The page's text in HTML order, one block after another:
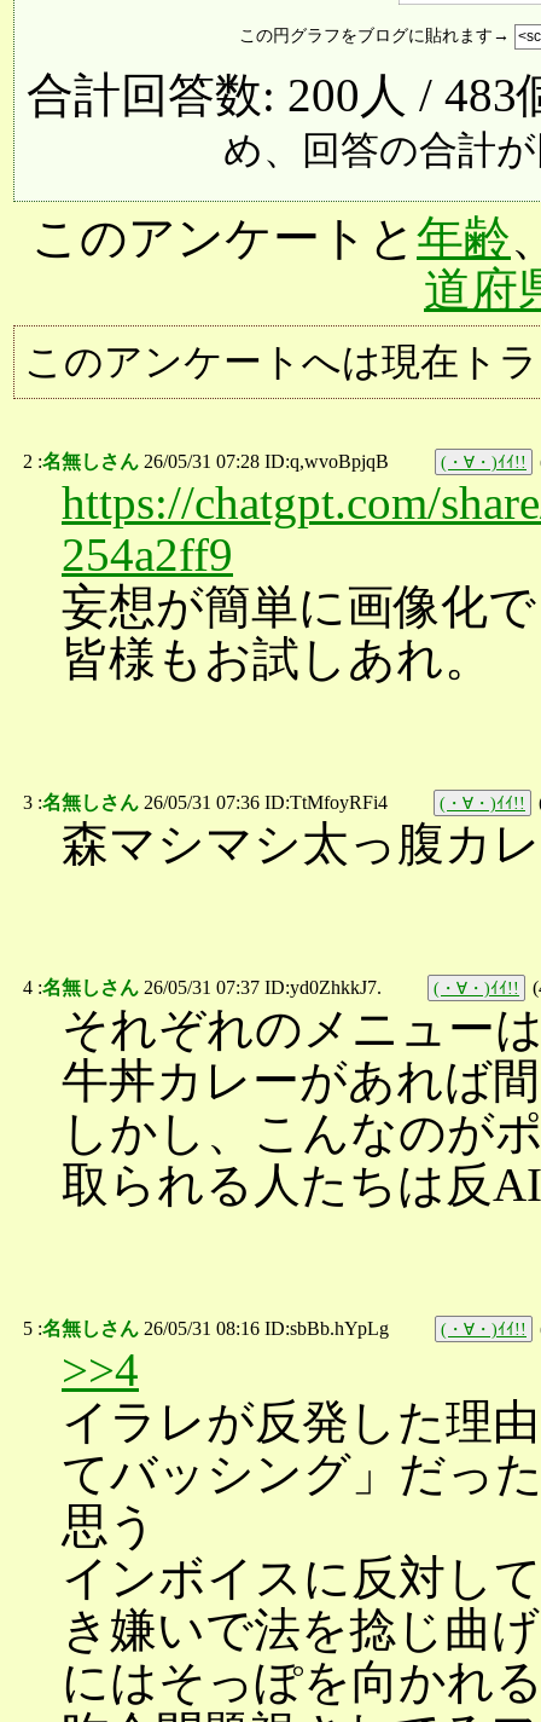
この円グラフをブログに貼れます→
合計回答数: 200人 / 483
め、回答の合計
このアンケートと 年齢
道府
このアンケートへは現在ト
2 :名無しさん 26/05/31 07:28 ID:q,wvoBpjqB (・∀・)ｲｲ!!
https://chatgpt.com/
254a2ff9
妄想が簡単に画像化
皆様もお試しあれ。
3 :名無しさん 26/05/31 07:36 ID:TtMfoyRFi4 (・∀・)ｲｲ!!
森マシマシ太っ腹カ
4 :名無しさん 26/05/31 07:37 ID:yd0ZhkkJ7. (・∀・)ｲｲ!! (
それぞれのメニュー
牛丼カレーがあれば
しかし、こんなのが
取られる人たちは反
5 :名無しさん 26/05/31 08:16 ID:sbBb.hYpLg (・∀・)ｲｲ!!
>>4
イラレが反発した理
てバッシング」だっ
思う
インボイスに反対し
き嫌いで法を捻じ曲
にはそっぽを向かれ